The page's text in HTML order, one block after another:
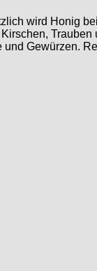
wird Honig
Gewürzen.